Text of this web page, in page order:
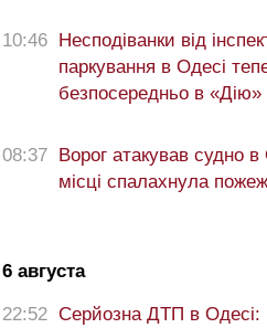
10:46 Несподіванки від
паркування в Одесі
безпосередньо в «Дію»
08:37 Ворог атакував судно в
місці спалахнула
6 августа
22:52 Серйозна ДТП в Одесі: